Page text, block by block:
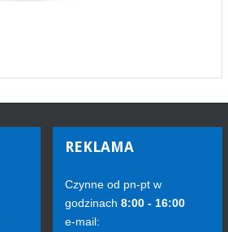
REKLAMA
Czynne od pn-pt w
godzinach 8:00 - 16:00
e-mail: